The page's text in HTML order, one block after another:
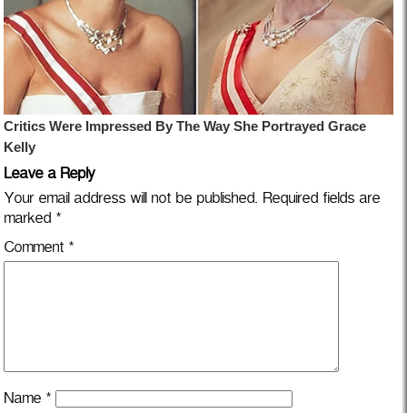
Leave a Reply
Your email address will not be published. Required fields are
marked *
Comment *
Name *